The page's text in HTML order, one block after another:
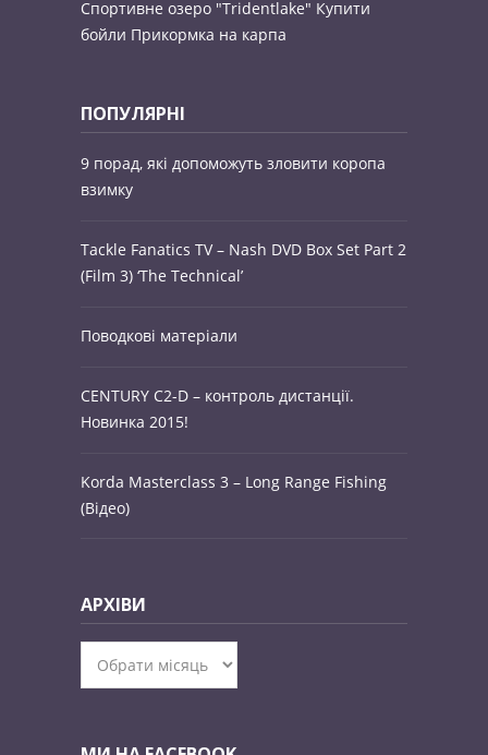
Спортивне озеро "Tridentlake" Купити
бойли Прикормка на карпа
ПОПУЛЯРНІ
9 порад, які допоможуть зловити коропа
взимку
Tackle Fanatics TV – Nash DVD Box Set Part 2
(Film 3) ‘The Technical’
Поводкові матеріали
CENTURY C2-D – контроль дистанції.
Новинка 2015!
Korda Masterclass 3 – Long Range Fishing
(Відео)
АРХІВИ